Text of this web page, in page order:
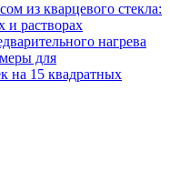
из кварцевого стекла:
и растворах
нагрева
для
на 15 квадратных